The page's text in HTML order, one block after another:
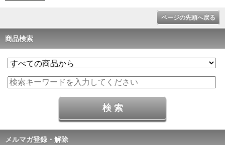
ページの先頭へ戻る
商品検索
メルマガ登録・解除